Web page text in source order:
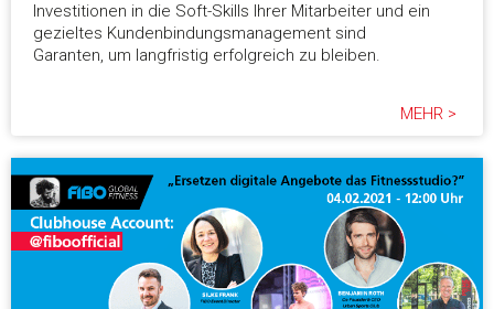
Investitionen in die Soft-Skills Ihrer Mitarbeiter und ein
gezieltes Kundenbindungsmanagement sind
Garanten, um langfristig erfolgreich zu bleiben.
MEHR >